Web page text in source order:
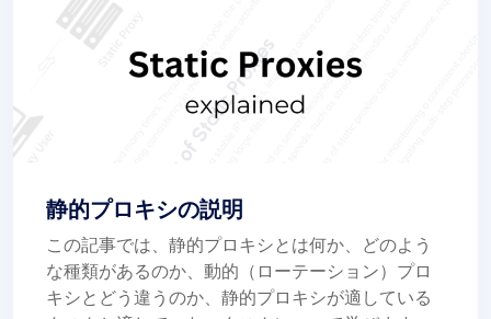
静的プロキシの説明
この記事では、静的プロキシとは何か、どのよう
な種類があるのか、動的（ローテーション）プロ
キシとどう違うのか、静的プロキシが適している